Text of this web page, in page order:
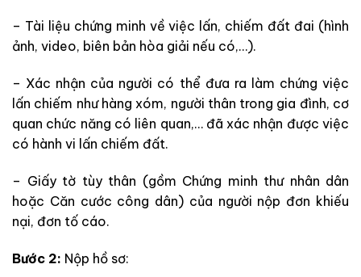
– Tài liệu chứng minh về việc lấn, chiếm đất đai (hình
ảnh, video, biên bản hòa giải nếu có,…).
– Xác nhận của người có thể đưa ra làm chứng việc
lấn chiếm như hàng xóm, người thân trong gia đình, cơ
quan chức năng có liên quan,… đã xác nhận được việc
có hành vi lấn chiếm đất.
– Giấy tờ tùy thân (gồm Chứng minh thư nhân dân
hoặc Căn cước công dân) của người nộp đơn khiếu
nại, đơn tố cáo.
Bước 2: Nộp hồ sơ: